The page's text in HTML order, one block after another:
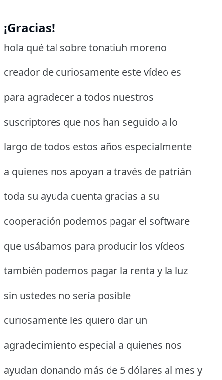
¡Gracias!
hola qué tal sobre tonatiuh moreno
creador de curiosamente este vídeo es
para agradecer a todos nuestros
suscriptores que nos han seguido a lo
largo de todos estos años especialmente
a quienes nos apoyan a través de patrián
toda su ayuda cuenta gracias a su
cooperación podemos pagar el software
que usábamos para producir los vídeos
también podemos pagar la renta y la luz
sin ustedes no sería posible
curiosamente les quiero dar un
agradecimiento especial a quienes nos
ayudan donando más de 5 dólares al mes y